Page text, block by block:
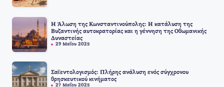
Η Άλωση της Κωνσταντινούπολης: Η κατάλυση της
Βυζαντινής αυτοκρατορίας και η γέννηση της Οθωμανικής
Δυναστείας
29 Μαΐου 2025
Σαϊεντολογισμός: Πλήρης ανάλυση ενός σύγχρονου
θρησκευτικού κινήματος
27 Μαΐου 2025